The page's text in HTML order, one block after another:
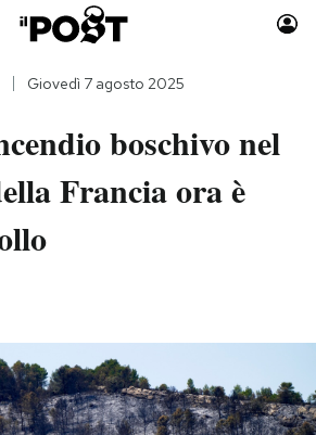
Auto
Moda
Europa
Altrecose
Giovedì 7 agosto 2025
boschivo nel
Francia ora è